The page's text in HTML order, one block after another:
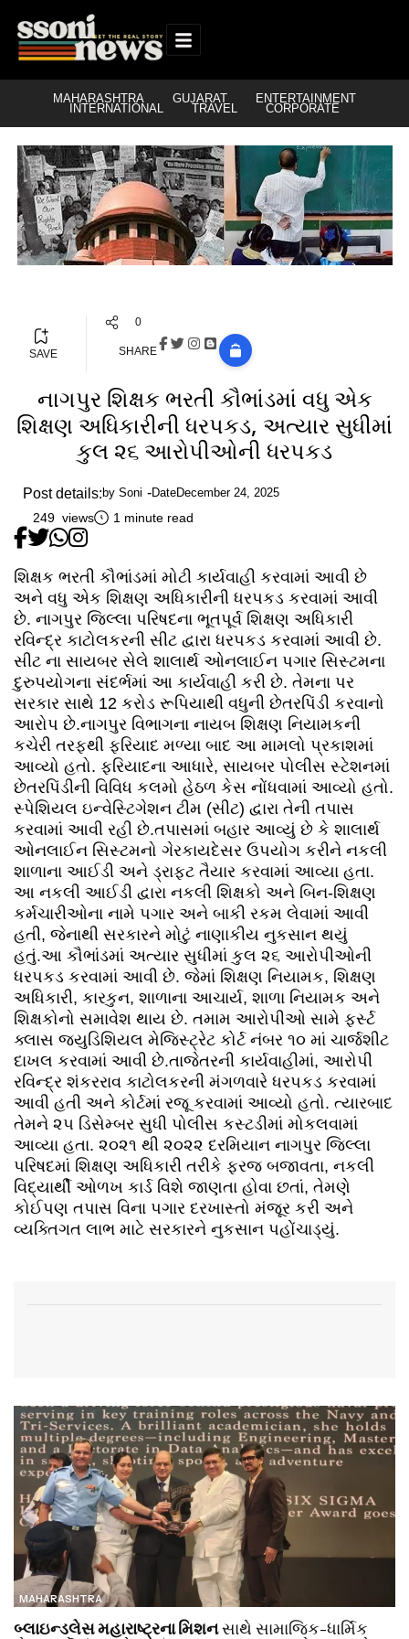
MAHARASHTRA GUJARAT ENTERTAINMENT
INTERNATIONAL TRAVEL CORPORATE
SAVE
0
SHARE
નાગપુર શિક્ષક ભરતી કૌભાંડમાં વધુ એક
શિક્ષણ અધિકારીની ધરપકડ, અત્યાર સુધીમાં
કુલ ૨૬ આરોપીઓની ધરપકડ
Post details: by Soni DateDecember 24, 2025
249 views 1 minute read
શિક્ષક ભરતી કૌભાંડમાં મોટી કાર્યવાહી કરવામાં આવી છે
અને વધુ એક શિક્ષણ અધિકારીની ધરપકડ કરવામાં આવી
છે. નાગપુર જિલ્લા પરિષદના ભૂતપૂર્વ શિક્ષણ અધિકારી
રવિન્દ્ર કાટોલકરની સીટ દ્વારા ધરપકડ કરવામાં આવી છે.
સીટ ના સાયબર સેલે શાલાર્થ ઓનલાઈન પગાર સિસ્ટમના
દુરુપયોગના સંદર્ભમાં આ કાર્યવાહી કરી છે. તેમના પર
સરકાર સાથે 12 કરોડ રૂપિયાથી વધુની છેતરપિંડી કરવાનો
આરોપ છે.નાગપુર વિભાગના નાયબ શિક્ષણ નિયામકની
કચેરી તરફથી ફરિયાદ મળ્યા બાદ આ મામલો પ્રકાશમાં
આવ્યો હતો. ફરિયાદના આધારે, સાયબર પોલીસ સ્ટેશનમાં
છેતરપિંડીની વિવિધ કલમો હેઠળ કેસ નોંધવામાં આવ્યો હતો.
સ્પેશિયલ ઇન્વેસ્ટિગેશન ટીમ (સીટ) દ્વારા તેની તપાસ
કરવામાં આવી રહી છે.તપાસમાં બહાર આવ્યું છે કે શાલાર્થ
ઓનલાઈન સિસ્ટમનો ગેરકાયદેસર ઉપયોગ કરીને નકલી
શાળાના આઈડી અને ડ્રાફ્ટ તૈયાર કરવામાં આવ્યા હતા.
આ નકલી આઈડી દ્વારા નકલી શિક્ષકો અને બિન-શિક્ષણ
કર્મચારીઓના નામે પગાર અને બાકી રકમ લેવામાં આવી
હતી, જેનાથી સરકારને મોટું નાણાકીય નુકસાન થયું
હતું.આ કૌભાંડમાં અત્યાર સુધીમાં કુલ ૨૬ આરોપીઓની
ધરપકડ કરવામાં આવી છે. જેમાં શિક્ષણ નિયામક, શિક્ષણ
અધિકારી, કારકુન, શાળાના આચાર્ય, શાળા નિયામક અને
શિક્ષકોનો સમાવેશ થાય છે. તમામ આરોપીઓ સામે ફર્સ્ટ
ક્લાસ જ્યુડિશિયલ મેજિસ્ટ્રેટ કોર્ટ નંબર ૧૦ માં ચાર્જશીટ
દાખલ કરવામાં આવી છે.તાજેતરની કાર્યવાહીમાં, આરોપી
રવિન્દ્ર શંકરરાવ કાટોલકરની મંગળવારે ધરપકડ કરવામાં
આવી હતી અને કોર્ટમાં રજૂ કરવામાં આવ્યો હતો. ત્યારબાદ
તેમને ૨૫ ડિસેમ્બર સુધી પોલીસ કસ્ટડીમાં મોકલવામાં
આવ્યા હતા. ૨૦૨૧ થી ૨૦૨૨ દરમિયાન નાગપુર જિલ્લા
પરિષદમાં શિક્ષણ અધિકારી તરીકે ફરજ બજાવતા, નકલી
વિદ્યાર્થી ઓળખ કાર્ડ વિશે જાણતા હોવા છતાં, તેમણે
કોઈપણ તપાસ વિના પગાર દરખાસ્તો મંજૂર કરી અને
વ્યક્તિગત લાભ માટે સરકારને નુકસાન પહોંચાડ્યું.
MAHARASHTRA
બ્લાઇન્ડલેસ મહારાષ્ટ્રના મિશનસાથે સામાજિક-ધાર્મિક